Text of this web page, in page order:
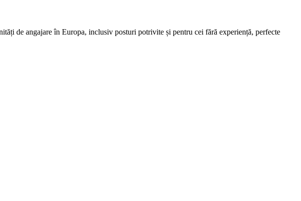
de angajare în Europa, inclusiv posturi potrivite și pentru cei fără experiență, perfecte